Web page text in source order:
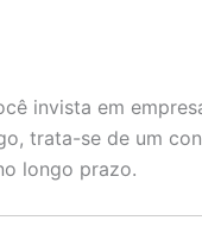
invista em
trata-se de um
longo prazo.